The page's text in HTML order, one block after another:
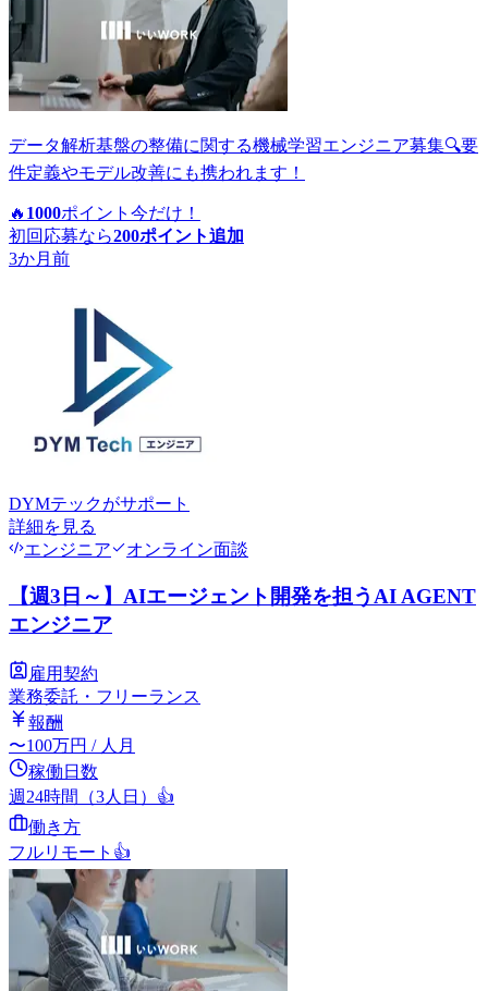
データ解析基盤の整備に関する機械学習エンジニア募集🔍要
件定義やモデル改善にも携われます！
🔥 1000ポイント 今だけ！
初回応募なら200ポイント追加
3か月前
DYMテックがサポート
詳細を見る
エンジニア
オンライン面談
【週3日～】AIエージェント開発を担うAI AGENT
エンジニア
雇用契約
業務委託・フリーランス
報酬
〜100万円 / 人月
稼働日数
週24時間（3人日） 👍
働き方
フルリモート 👍